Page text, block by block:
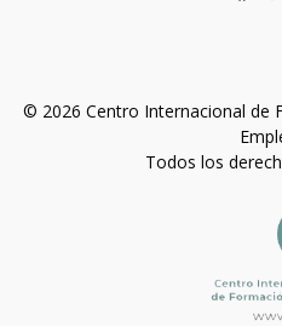
© 2026 Centro Internacional de
Todos los